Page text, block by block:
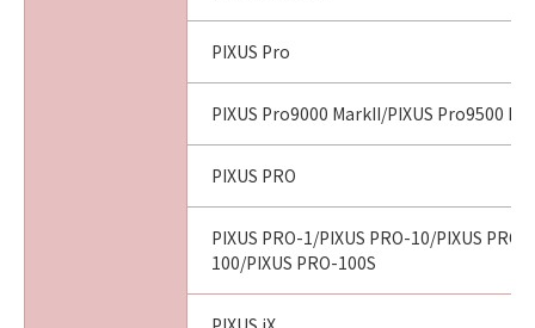
PIXUS Pro
PIXUS Pro9000 MarkII/PIXUS Pro9500
PIXUS PRO
PIXUS PRO-1/PIXUS PRO-10/PIXUS PRO-
100/PIXUS PRO-100S